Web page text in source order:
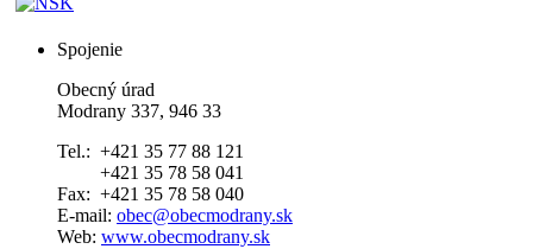
Spojenie
Obecný úrad
Modrany 337, 946 33
Tel.: +421 35 77 88 121
+421 35 78 58 041
Fax: +421 35 78 58 040
E-mail: obec@obecmodrany.sk
Web: www.obecmodrany.sk